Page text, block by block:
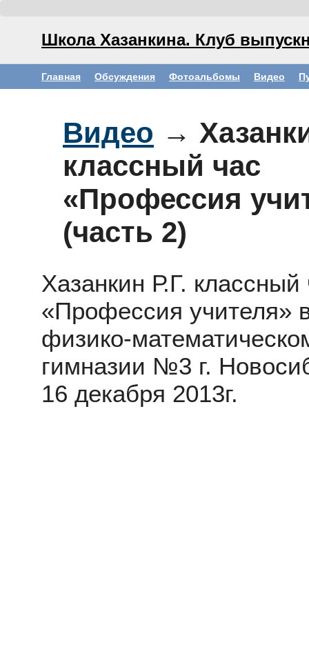
Школа Хазанкина. Клуб
Главная Обсуждения Фотоальбомы Видео
Видео →
классный час
«Профессия
(часть 2)
Хазанкин Р.Г. классный
«Профессия учителя»
физико-
гимназии №3 г.
16 декабря 2013г.